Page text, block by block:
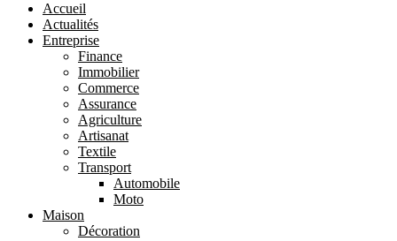
Accueil
Actualités
Entreprise
Finance
Immobilier
Commerce
Assurance
Agriculture
Artisanat
Textile
Transport
Automobile
Moto
Maison
Décoration